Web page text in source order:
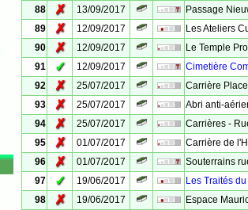
88
✗ 13/09/2017
Passage
89
✗ 12/09/2017
Les Ateliers
90
✗ 12/09/2017
Le Temple
91
✓ 12/09/2017
Cimetière
92
✗ 25/07/2017
Carrière
93
✗ 25/07/2017
Abri anti-
94
✗ 25/07/2017
Carrières -
95
✗ 01/07/2017
Carrière de
96
✗ 01/07/2017
Souterrains
97
✓ 19/06/2017
Les Traités
98
✗ 19/06/2017
Espace